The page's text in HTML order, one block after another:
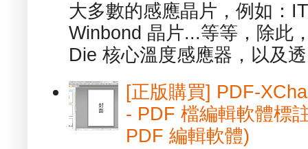
大多數的感應晶片，例如：
Winbond 晶片...等等，除此
Die 核心溫度感應器，以及
[正版購買] PDF-
- PDF 檔編輯軟體標
PDF 編輯軟體)